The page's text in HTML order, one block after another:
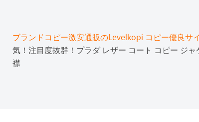
ブランドコピー激安通販のLevelkopi コピー優良サ
気！注目度抜群！プラダ レザー コート コピー ジ
襟